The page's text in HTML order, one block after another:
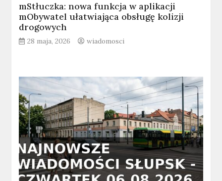
mStłuczka: nowa funkcja w aplikacji
mObywatel ułatwiająca obsługę kolizji
drogowych
28 maja, 2026 wiadomosci